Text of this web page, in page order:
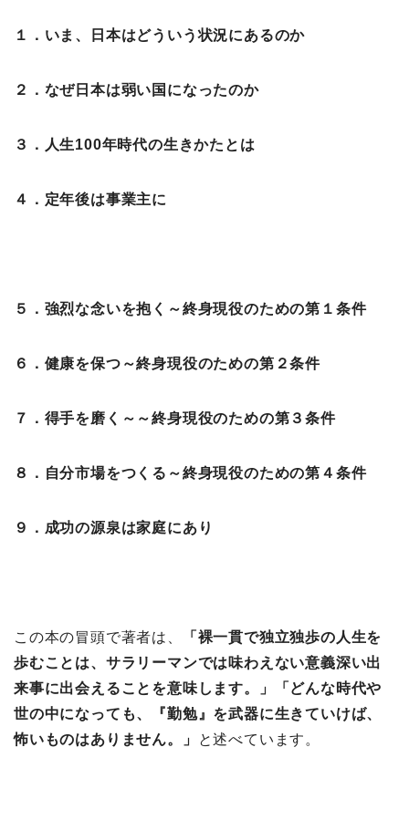
１．いま、日本はどういう状況にあるのか
２．なぜ日本は弱い国になったのか
３．人生100年時代の生きかたとは
４．定年後は事業主に
５．強烈な念いを抱く～終身現役のための第１条件
６．健康を保つ～終身現役のための第２条件
７．得手を磨く～～終身現役のための第３条件
８．自分市場をつくる～終身現役のための第４条件
９．成功の源泉は家庭にあり
この本の冒頭で著者は、
「裸一貫で独立独歩の人生を
歩むことは、サラリーマンでは味わえない意義深い出
来事に出会えることを意味します。」「どんな時代や
世の中になっても、『勤勉』を武器に生きていけば、
怖いものはありません。」
と述べています。